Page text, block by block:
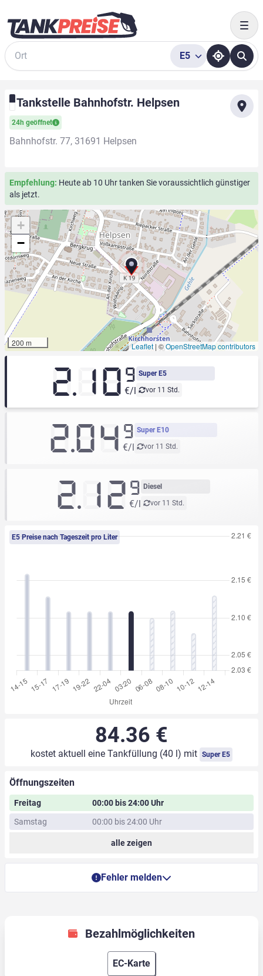
Suche
E5
Tankstelle Bahnhofstr. Helpsen
24h geöffnet
Bahnhofstr. 77, 31691 Helpsen
Empfehlung: Heute ab 10 Uhr tanken Sie voraussichtlich günstiger
als jetzt.
+
−
200 m Leaflet | ©OpenStreetMap contributors
Super E5
vor 11 Std.
2.109
€/l
Super E10
vor 11 Std.
2.04 9
€/l
Diesel
vor 11 Std.
2.129
€/l
E5 Preise nach Tageszeit pro Liter
84.36 €
kostet aktuell eine Tankfüllung (40 l) mit Super E5
Öffnungszeiten
Freitag
00:00 bis 24:00 Uhr
Samstag
00:00 bis 24:00 Uhr
alle zeigen
Fehler melden
Bezahlmöglichkeiten
EC-Karte